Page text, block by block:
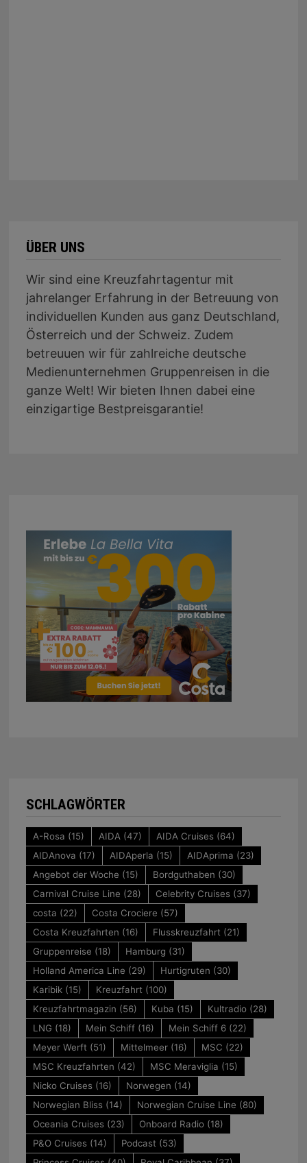
ÜBER UNS
Wir sind eine Kreuzfahrtagentur mit
jahrelanger Erfahrung in der Betreuung von
individuellen Kunden aus ganz Deutschland,
Österreich und der Schweiz. Zudem
betreuuen wir für zahlreiche deutsche
Medienunternehmen Gruppenreisen in die
ganze Welt! Wir bieten Ihnen dabei eine
einzigartige Bestpreisgarantie!
SCHLAGWÖRTER
A-Rosa (15) AIDA (47) AIDA Cruises (64)
AIDAnova (17) AIDAperla (15) AIDAprima (23)
Angebot der Woche (15) Bordguthaben (30)
Carnival Cruise Line (28) Celebrity Cruises (37)
costa (22) Costa Crociere (57)
Costa Kreuzfahrten (16) Flusskreuzfahrt (21)
Gruppenreise (18) Hamburg (31)
Holland America Line (29) Hurtigruten (30)
Karibik(15) Kreuzfahrt (100)
Kreuzfahrtmagazin (56) Kuba (15) Kultradio(28)
LNG (18) Mein Schiff(16) Mein Schiff 6(22)
Meyer Werft (51) Mittelmeer(16) MSC (22)
MSC Kreuzfahrten (42) MSC Meraviglia (15)
Nicko Cruises (16) Norwegen (14)
Norwegian Bliss (14) Norwegian Cruise Line (80)
Oceania Cruises (23) Onboard Radio(18)
P&O Cruises (14) Podcast (53)